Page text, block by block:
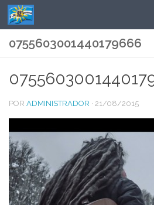
Saltar al contenido
0755603001440179666
POR ADMINISTRADOR · 21/08/2015